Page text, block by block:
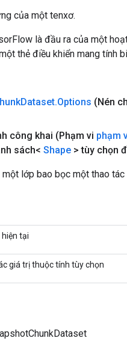
của một tenxơ.
là đầu ra của một
thẻ điều khiển mang tính
Dataset.Options (Nén
công khai (Phạm vi phạm
sách< Shape > tùy chọn
lớp bao bọc một thao
tại
giá trị thuộc tính tùy chọn